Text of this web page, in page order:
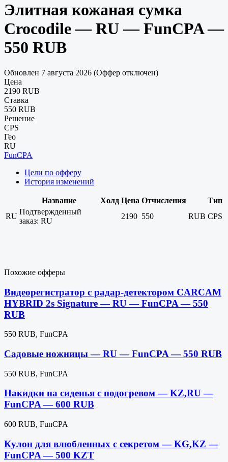
Элитная кожаная сумка
Crocodile — RU — FunCPA —
550 RUB
Обновлен 7 августа 2026 (Оффер отключен)
Цена
2190 RUB
Ставка
550 RUB
Решение
CPS
Гео
RU
FunCPA
Цели по офферу
История изменений
Название Холд Цена Отчисления
Тип
RU
Подтвержденный
заказ: RU
2190 550 RUB CPS
Похожие офферы
Видеорегистратор с радар-детектором CARCAM
HYBRID 2s Signature — RU — FunCPA — 550
RUB
550 RUB, FunCPA
Садовые ножницы — RU — FunCPA — 550 RUB
550 RUB, FunCPA
Накидки на сиденья с подогревом — KZ,RU —
FunCPA — 600 RUB
600 RUB, FunCPA
Кулон для влюбленных с секретом — KG,KZ —
FunCPA — 500 KZT